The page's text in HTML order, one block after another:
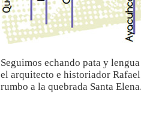
Seguimos echando pata y
el arquitecto e historiador
rumbo a la quebrada Santa Elena.